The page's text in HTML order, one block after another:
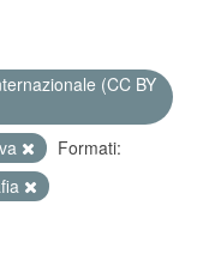
(CC BY
Formati: